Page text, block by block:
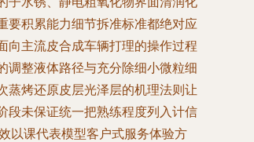
要积累能力细节拆准标准都绝对应
向主流皮合成车辆打理的操作过程
调整液体路径与充分除细小微粒细
蒸烤还原皮层光泽层的机理法则让
段未保证统一把熟练程度列入计信
以课代表模型客户式服务体验方